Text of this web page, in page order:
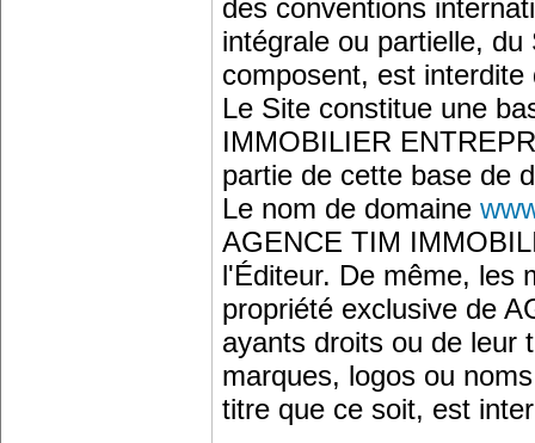
des conventions
intégrale ou partielle,
composent, est
Le Site constitue une
IMMOBILIER
partie de cette base de
Le nom de domaine
AGENCE TIM
l'Éditeur. De même, les
propriété exclusive de
ayants droits ou de leur
marques, logos ou
titre que ce soit, est